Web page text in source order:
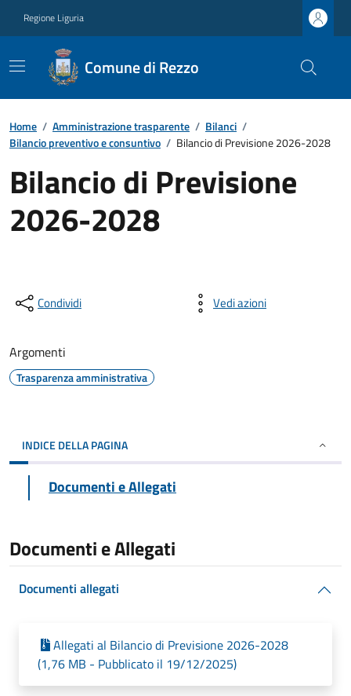
Regione Liguria
Comune di Rezzo
Home / Amministrazione trasparente / Bilanci /
Bilancio preventivo e consuntivo / Bilancio di Previsione 2026-2028
Bilancio di Previsione
2026-2028
Condividi Vedi azioni
Argomenti
Trasparenza amministrativa
INDICE DELLA PAGINA
Documenti e Allegati
Documenti e Allegati
Documenti allegati
Allegati al Bilancio di Previsione 2026-2028
(1,76 MB - Pubblicato il 19/12/2025)